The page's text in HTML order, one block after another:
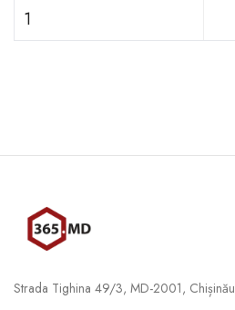
1
Strada Tighina 49/3, MD-2001, Chișinău